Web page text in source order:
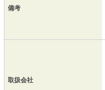
備考
取扱会社